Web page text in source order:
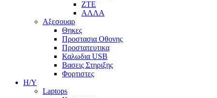
ZTE
ΑΛΛΑ
Αξεσουαρ
Θηκες
Προστασια Οθονης
Προστατευτικα
Καλωδια USB
Βασεις Στηριξης
Φορτιστες
Η/Υ
Laptops